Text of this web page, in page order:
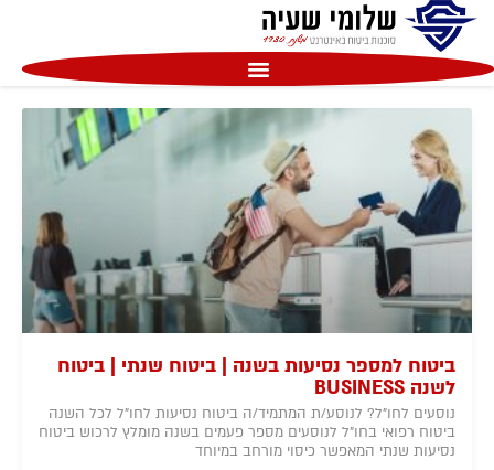
שִׂים
בְּאֲתָר
מַעֲרֶכֶת
בִּקְלִיק
הַמְּסַיַּעַת
לִנְגִישׁוּת
ביטוח למספר נסיעות בשנה | ביטוח שנתי | ביטוח
לשנה BUSINESS
נוסעים לחו"ל? לנוסע/ת המתמיד/ה ביטוח נסיעות לחו"ל לכל השנה
ביטוח רפואי בחו"ל לנוסעים מספר פעמים בשנה מומלץ לרכוש ביטוח
נסיעות שנתי המאפשר כיסוי מורחב במיוחד